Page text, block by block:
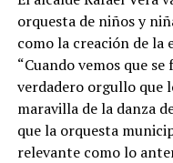
orquesta de niños y
como la creación de la
“Cuando vemos que
verdadero orgullo que
maravilla de la danza
que la orquesta
relevante como lo